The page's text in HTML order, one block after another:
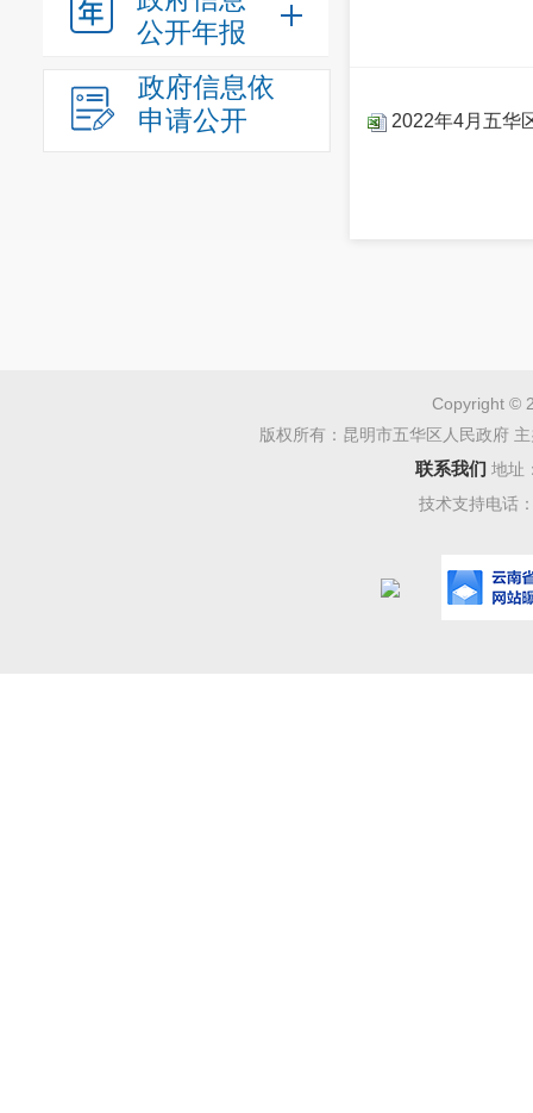
公开年报
政府信息依
申请公开
2022年4月五华
Copyright ©
版权所有：昆明市五华区人民政府
联系我们 地址
技术支持电话